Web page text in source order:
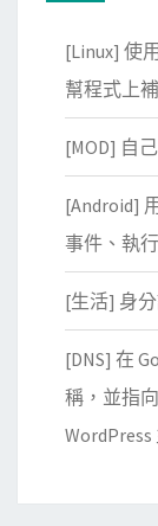
[Linux] 使
幫程式上
[MOD] 自
[Android]
事件、執
[生活] 身
[DNS] 在
稱，並指
WordPress